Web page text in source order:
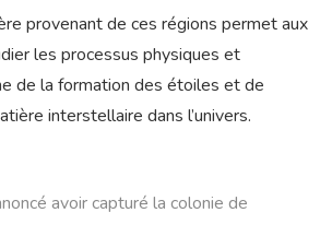
provenant de ces régions permet aux
les processus physiques et
de la formation des étoiles et de
interstellaire dans l’univers.
avoir capturé la colonie de